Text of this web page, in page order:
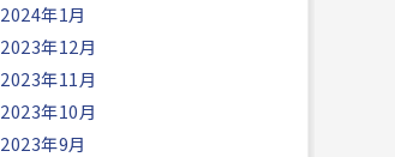
2024年1月
2023年12月
2023年11月
2023年10月
2023年9月